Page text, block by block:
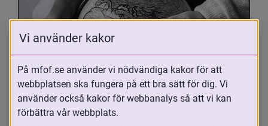
Oavsett om du är adopterad,
adoptivförälder eller arbetar med
Vi använder kakor
På mfof.se använder vi nödvändiga kakor för att
webbplatsen ska fungera på ett bra sätt för dig. Vi
använder också kakor för webbanalys så att vi kan
förbättra vår webbplats.